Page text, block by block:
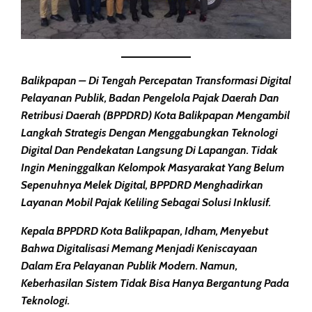
Balikpapan –Di Tengah Percepatan Transformasi Digital
Pelayanan Publik, Badan Pengelola Pajak Daerah Dan
Retribusi Daerah (BPPDRD) Kota Balikpapan Mengambil
Langkah Strategis Dengan Menggabungkan Teknologi
Digital Dan Pendekatan Langsung Di Lapangan. Tidak
Ingin Meninggalkan Kelompok Masyarakat Yang Belum
Sepenuhnya Melek Digital, BPPDRD Menghadirkan
Layanan Mobil Pajak KelilingSebagai Solusi Inklusif.
Kepala BPPDRD Kota Balikpapan, Idham, Menyebut
Bahwa Digitalisasi Memang Menjadi Keniscayaan
Dalam Era Pelayanan Publik Modern. Namun,
Keberhasilan Sistem Tidak Bisa Hanya Bergantung Pada
Teknologi.